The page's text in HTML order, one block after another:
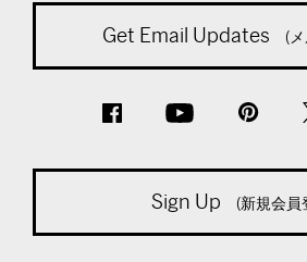
Get Email Updates (メ
Sign Up (新規会員